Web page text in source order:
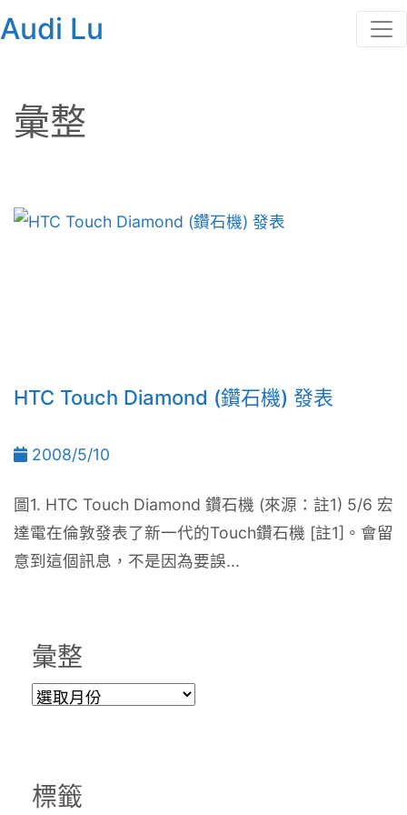
Audi Lu
彙整
HTC Touch Diamond (鑽石機) 發表
2008/5/10
圖1. HTC Touch Diamond 鑽石機 (來源：註1) 5/6 宏
達電在倫敦發表了新一代的Touch鑽石機 [註1]。會留
意到這個訊息，不是因為要誤...
彙整
彙
標籤